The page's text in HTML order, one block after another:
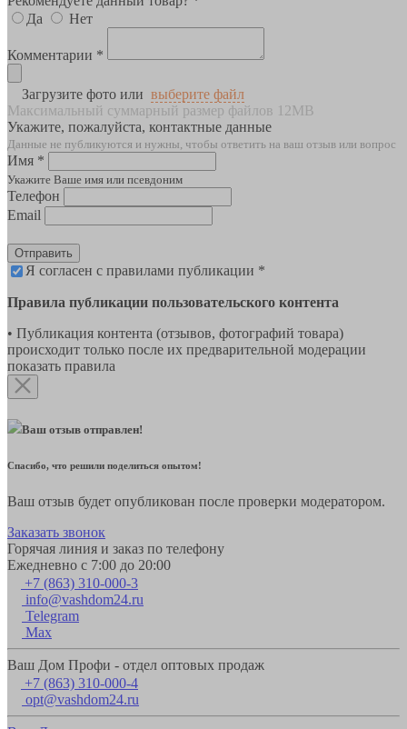
Да
Нет
Комментарии *
Загрузите фото или выберите файл
Максимальный суммарный размер файлов 12MB
Укажите, пожалуйста, контактные данные
Данные не публикуются и нужны, чтобы ответить на ваш отзыв или вопрос
Имя *
Укажите Ваше имя или псевдоним
Телефон
Email
Отправить
Я согласен с правилами публикации *
Правила публикации пользовательского контента
• Публикация контента (отзывов, фотографий товара)
происходит только после их предварительной модерации
показать правила
Ваш отзыв отправлен!
Спасибо, что решили поделиться опытом!
Ваш отзыв будет опубликован после проверки модератором.
Заказать звонок
Горячая линия и заказ по телефону
Ежедневно с 7:00 до 20:00
+7 (863) 310-000-3
info@vashdom24.ru
Telegram
Max
Ваш Дом Профи - отдел оптовых продаж
+7 (863) 310-000-4
opt@vashdom24.ru